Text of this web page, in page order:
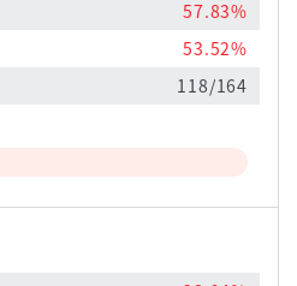
57.83%
53.52%
118/164